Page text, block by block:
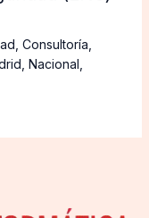
Consultoría
Nacional